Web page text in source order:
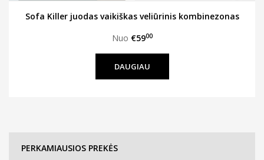
Sofa Killer juodas vaikiškas veliūrinis kombinezonas
Nuo €5900
DAUGIAU
PERKAMIAUSIOS PREKĖS